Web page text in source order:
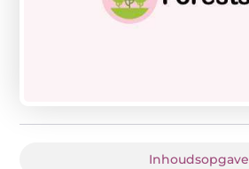
Inhoudsopgave